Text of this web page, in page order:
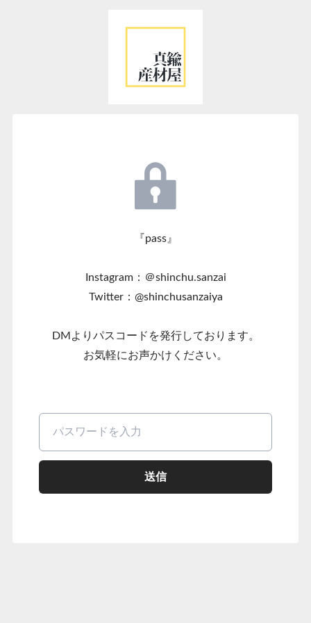
『pass』
Instagram：＠shinchu.sanzai
Twitter：@shinchusanzaiya
DMよりパスコードを発行しております。
お気軽にお声かけください。